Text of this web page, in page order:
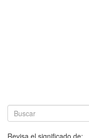
Revisa el significado de: